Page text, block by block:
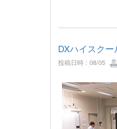
DXハイスク
投稿日時 : 08/05